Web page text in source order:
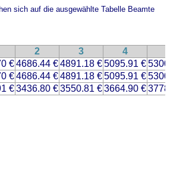
sich auf die ausgewählte Tabelle Beamte
2 3 4
€4686.44 €4891.18 €5095.91 €
€4686.44 €4891.18 €5095.91 €
€3436.80 €3550.81 €3664.90 €